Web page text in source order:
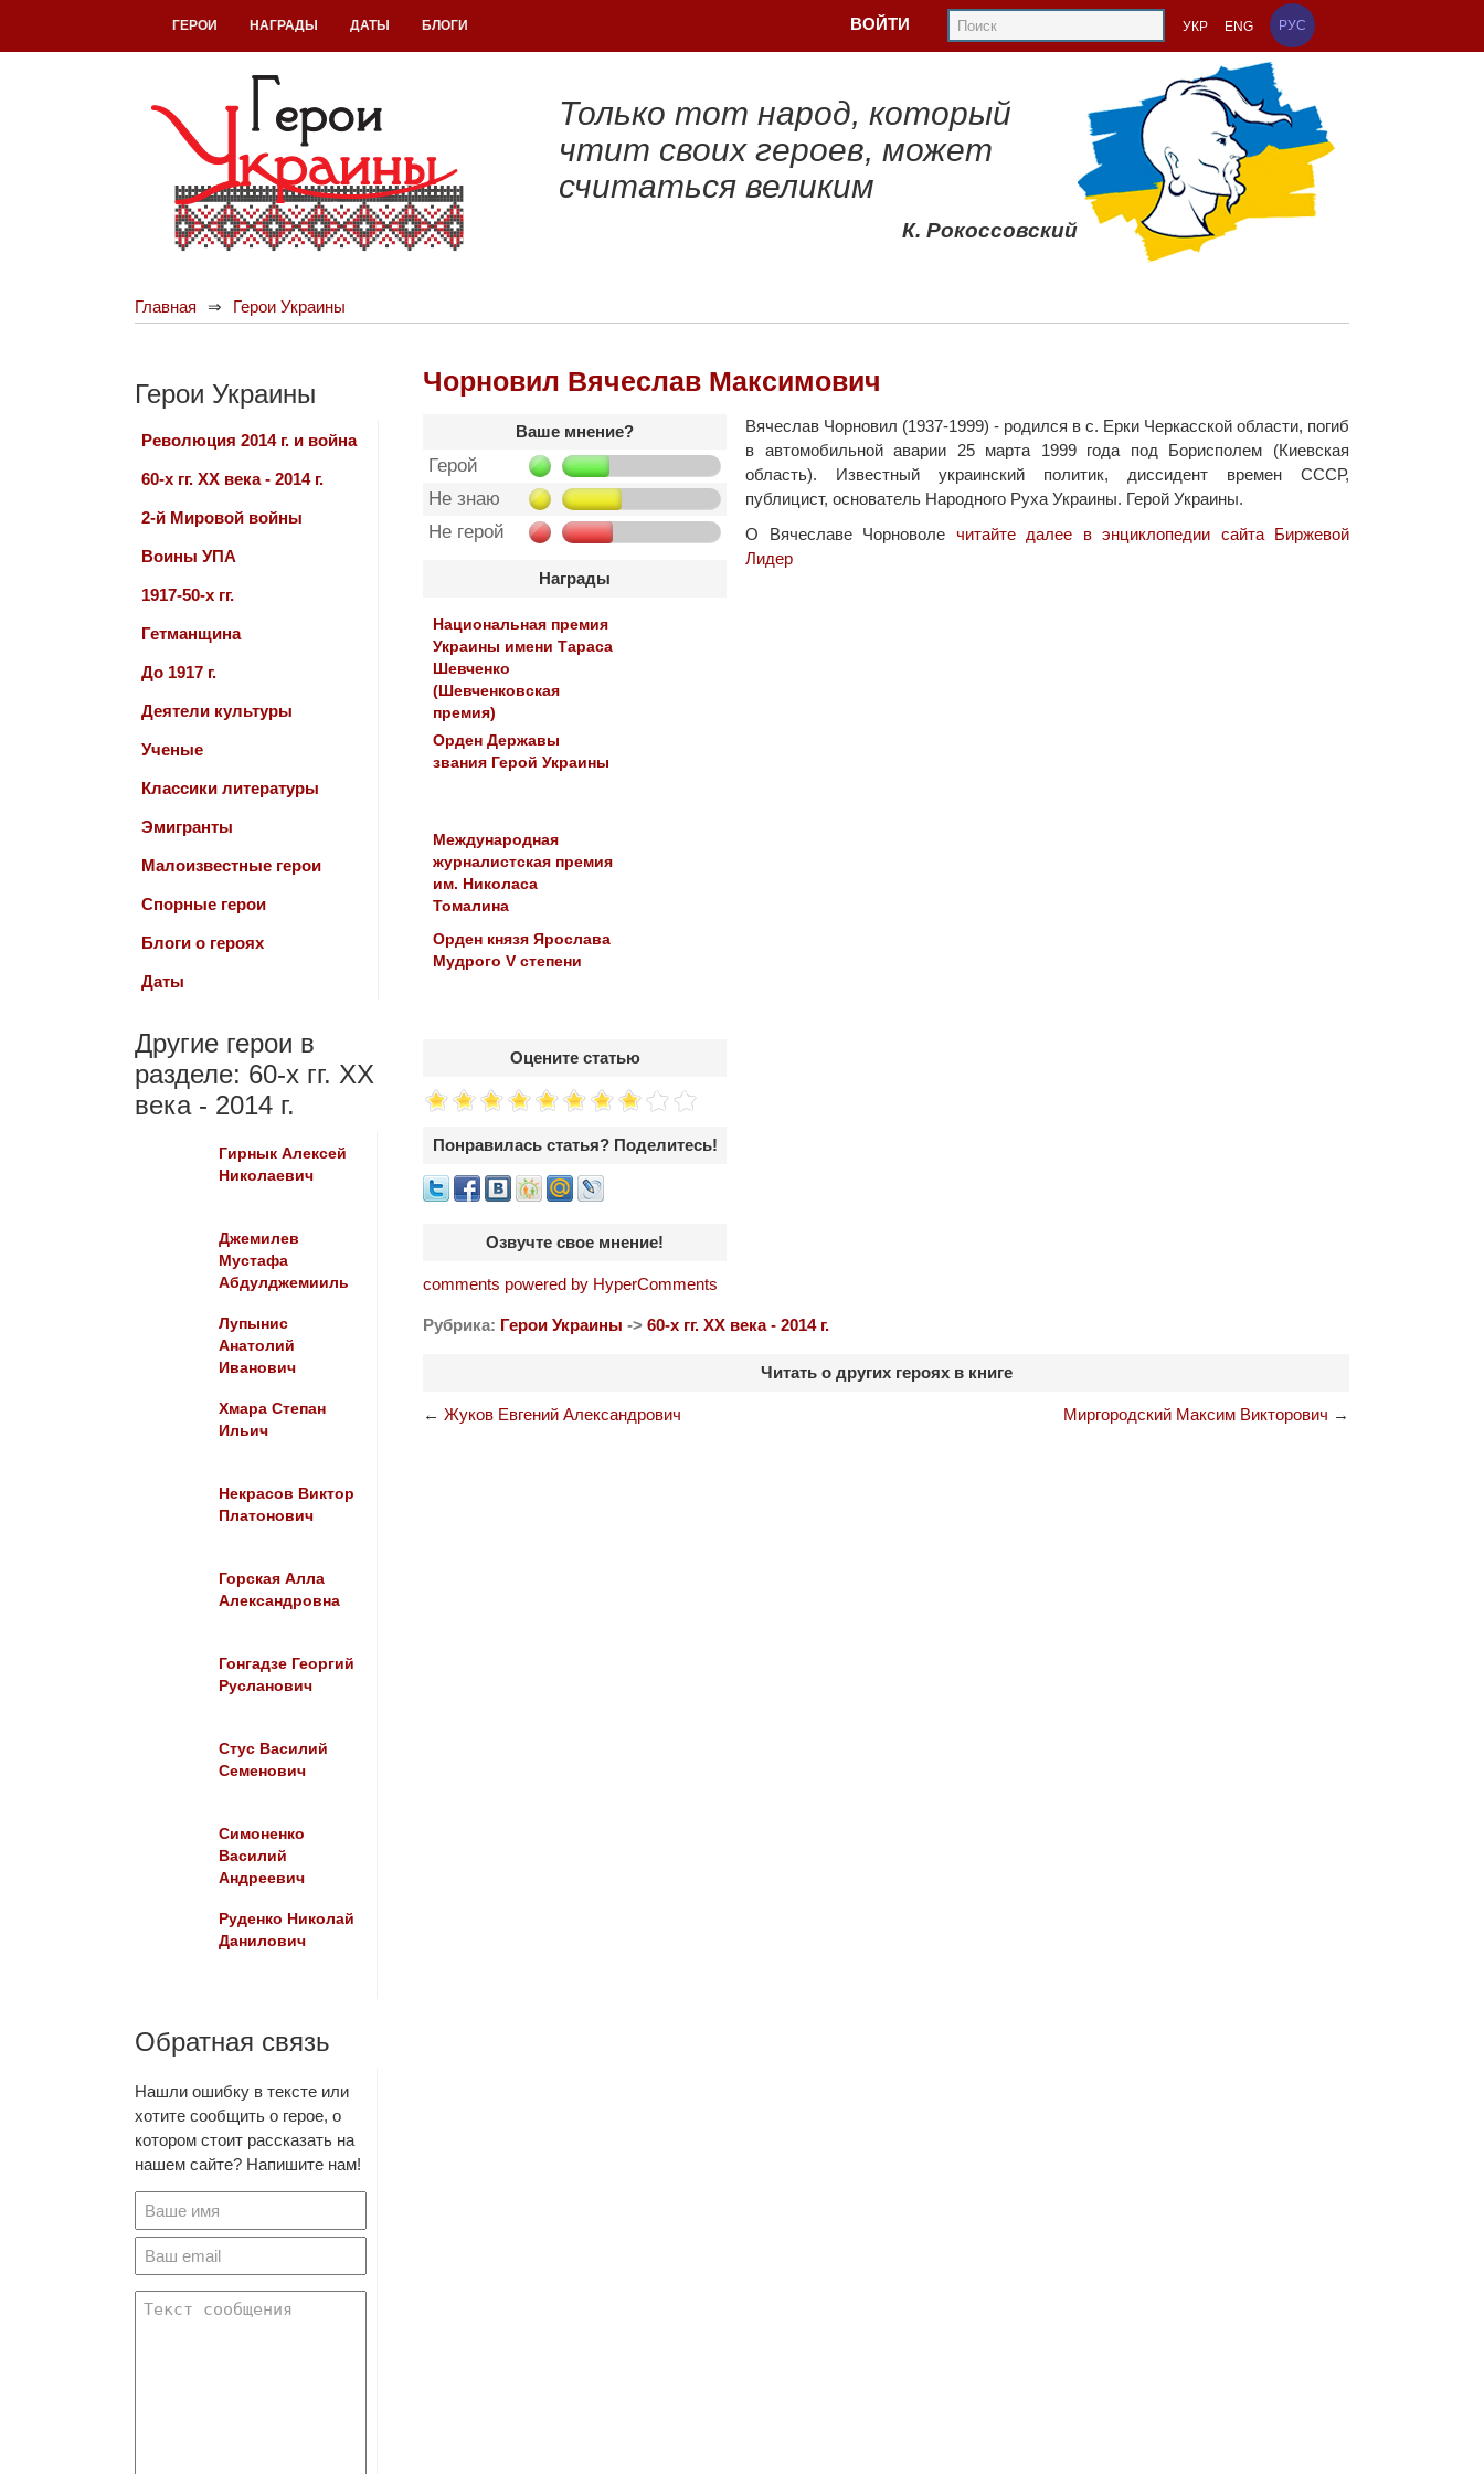
ГЕРОИ НАГРАДЫ ДАТЫ БЛОГИ ВОЙТИ УКР ENG РУС
Только тот народ, который
чтит своих героев, может
считаться великим
К. Рокоссовский
Главная Герои Украины
Чорновил Вячеслав Максимович
Ваше мнение?
Герой
Не знаю
Не герой
Награды
Национальная премия
Украины имени Тараса
Шевченко
(Шевченковская
премия)
Орден Державы
звания Герой Украины
Международная
журналистская премия
им. Николаса
Томалина
Орден князя Ярослава
Мудрого V степени
Оцените статью
Понравилась статья? Поделитесь!
Озвучте свое мнение!
comments powered by HyperComments
Вячеслав Чорновил (1937-1999) - родился в с. Ерки Черкасской области, погиб
в автомобильной аварии 25 марта 1999 года под Борисполем (Киевская
область). Известный украинский политик, диссидент времен СССР,
публицист, основатель Народного Руха Украины. Герой Украины.
О Вячеславе Чорноволе читайте далее в энциклопедии сайта Биржевой
Лидер
Рубрика: Герои Украины -> 60-х гг. ХХ века - 2014 г.
Читать о других героях в книге
← Жуков Евгений Александрович Миргородский Максим Викторович →
Герои Украины
Революция 2014 г. и война
60-х гг. ХХ века - 2014 г.
2-й Мировой войны
Воины УПА
1917-50-х гг.
Гетманщина
До 1917 г.
Деятели культуры
Ученые
Классики литературы
Эмигранты
Малоизвестные герои
Спорные герои
Блоги о героях
Даты
Другие герои в
разделе: 60-х гг. ХХ
века - 2014 г.
Гирнык Алексей
Николаевич
Джемилев
Мустафа
Абдулджемииль
Лупынис
Анатолий
Иванович
Хмара Степан
Ильич
Некрасов Виктор
Платонович
Горская Алла
Александровна
Гонгадзе Георгий
Русланович
Стус Василий
Семенович
Симоненко
Василий
Андреевич
Руденко Николай
Данилович
Обратная связь
Нашли ошибку в тексте или
хотите сообщить о герое, о
котором стоит рассказать на
нашем сайте? Напишите нам!